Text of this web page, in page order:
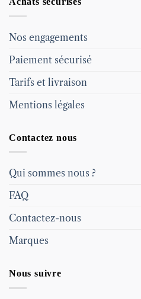
Nos engagements
Paiement sécurisé
Tarifs et livraison
Mentions légales
Contactez nous
Qui sommes nous ?
FAQ
Contactez-nous
Marques
Nous suivre